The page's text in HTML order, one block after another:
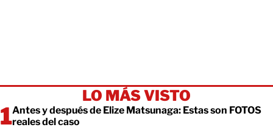
LO MÁS VISTO
Antes y después de Elize Matsunaga: Estas son FOTOS
reales del caso